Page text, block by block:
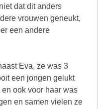
dat dit anders
vrouwen geneukt,
een andere
Eva, ze was 3
een jongen gelukt
ook voor haar was
en samen vielen ze